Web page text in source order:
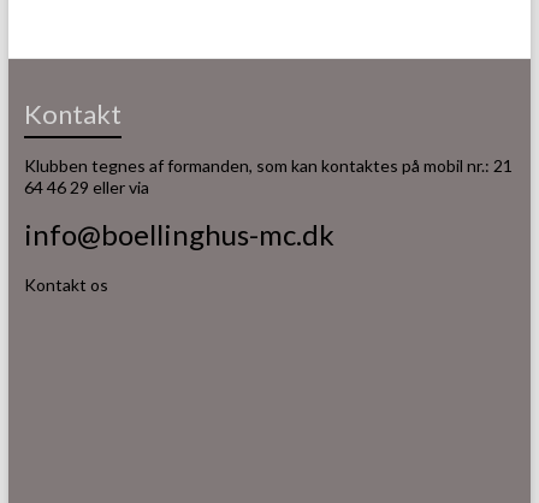
Kontakt
Klubben tegnes af formanden, som kan kontaktes på mobil nr.: 21
64 46 29 eller via
info@boellinghus-mc.dk
Kontakt os